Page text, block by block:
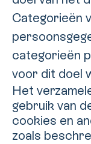
Categorieën
categorieën
voor dit doel
Het
gebruik van
cookies en
zoals